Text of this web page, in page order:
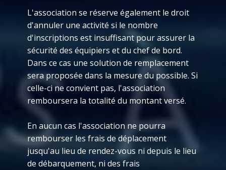
L'association se réserve également le droit
d'annuler une activité si le nombre
d'inscriptions est insuffisant pour assurer la
sécurité des équipiers et du chef de bord.
Dans ce cas une solution de remplacement
sera proposée dans la mesure du possible. Si
celle-ci ne convient pas, l'association
remboursera la totalité du montant versé.
En aucun cas l'association ne pourra
rembourser les frais de déplacement
jusqu'au lieu de rendez-vous ni depuis le lieu
de débarquement, ni des frais